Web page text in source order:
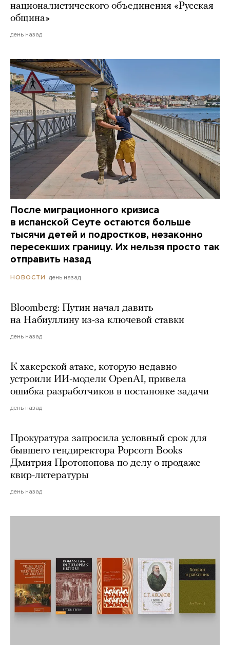
националистического объединения «Русская
община»
день назад
После миграционного кризиса
в испанской Сеуте остаются больше
тысячи детей и подростков, незаконно
пересекших границу. Их нельзя просто так
отправить назад
НОВОСТИ день назад
Bloomberg: Путин начал давить
на Набиуллину из-за ключевой ставки
день назад
К хакерской атаке, которую недавно
устроили ИИ-модели OpenAI, привела
ошибка разработчиков в постановке задачи
день назад
Прокуратура запросила условный срок для
бывшего гендиректора Popcorn Books
Дмитрия Протопопова по делу о продаже
квир-литературы
день назад